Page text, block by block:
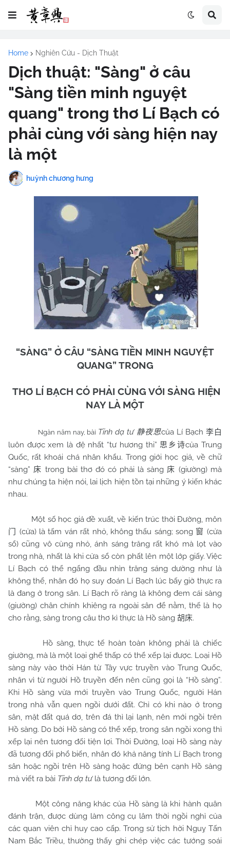
Home Nghiên Cứu - Dịch Thuật
Dịch thuật: "Sàng" ở câu
"Sàng tiền minh nguyệt
quang" trong thơ Lí Bạch có
phải cùng với sàng hiện nay
là một
huỳnh chương hưng
“SÀNG” Ở CÂU “SÀNG TIỀN MINH NGUYỆT
QUANG” TRONG
THƠ LÍ BẠCH CÓ PHẢI CÙNG VỚI SÀNG HIỆN
NAY LÀ MỘT
Ngàn năm nay, bài Tĩnh dạ tư 静夜思của Lí Bạch李白
luôn được xem là đệ nhất “tư hương thi” 思乡诗của Trung
Quốc, rất khoái chá nhân khẩu. Trong giới học giả, về chữ
“sàng” 床 trong bài thơ đó có phải là sàng 床 (giường) mà
như chúng ta hiện nói, lai lịch hiện tồn tại những ý kiến khác
nhau.
Một số học giả đề xuất, về kiến trúc thời Đường, môn
门 (cửa) là tấm ván rất nhỏ, không thấu sáng; song 窗 (cửa
sổ) cũng vô cùng nhỏ, ánh sáng trăng rất khó mà lọt vào
trong nhà, nhất là khi cửa sổ còn phất lên một lớp giấy. Việc
Lí Bạch có thể ngẩng đầu nhìn trăng sáng dường như là
không thể, nhân đó họ suy đoán Lí Bạch lúc bấy giờ thực ra
là đang ở trong sân. Lí Bạch rõ ràng là không đem cái sàng
(giường) chân chính khiêng ra ngoài sân để nằm, thế là họ
cho rằng, sàng trong câu thơ kì thực là Hồ sàng 胡床.
Hồ sàng, thực tế hoàn toàn không phải là chiếc
giường, mà là một loại ghế thấp có thể xếp lại được. Loại Hồ
sàng này vào thời Hán từ Tây vực truyền vào Trung Quốc,
nhân vì từ người Hồ truyền đến nên cũng gọi là “Hồ sàng”.
Khi Hồ sàng vừa mới truyền vào Trung Quốc, người Hán
trong nhà vẫn quen ngồi dưới đất. Chỉ có khi nào ở trong
sân, mặt đất quá dơ, trên đá thì lại lạnh, nên mới ngồi trên
Hồ sàng. Do bởi Hồ sàng có thể xếp, trong sân ngồi xong thì
xếp lại nên tương đối tiện lợi. Thời Đường, loại Hồ sàng này
đã tương đối phổ biến, nhân đó khả năng tính Lí Bạch trong
sân hoặc ngồi trên Hồ sàng hoặc đứng bên cạnh Hồ sàng
mà viết ra bài Tĩnh dạ tư là tương đối lớn.
Một công năng khác của Hồ sàng là khi hành quân
đánh trận, được dùng làm công cụ lâm thời ngồi nghỉ của
các quan viên chỉ huy cao cấp. Trong sử tịch hời Nguỵ Tấn
Nam Bắc Triều, thường thấy ghi chép việc các tướng soái